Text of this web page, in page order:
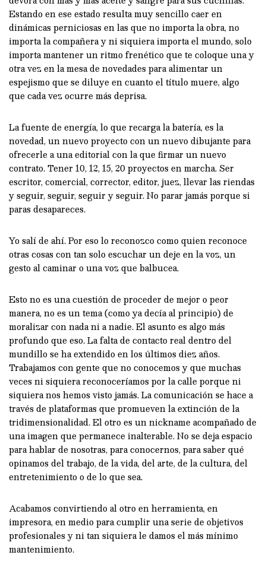
Estando en ese estado resulta muy sencillo caer en
dinámicas perniciosas en las que no importa la obra, no
importa la compañera y ni siquiera importa el mundo, solo
importa mantener un ritmo frenético que te coloque una y
otra vez en la mesa de novedades para alimentar un
espejismo que se diluye en cuanto el título muere, algo
que cada vez ocurre más deprisa.
La fuente de energía, lo que recarga la batería, es la
novedad, un nuevo proyecto con un nuevo dibujante para
ofrecerle a una editorial con la que firmar un nuevo
contrato. Tener 10, 12, 15, 20 proyectos en marcha. Ser
escritor, comercial, corrector, editor, juez, llevar las riendas
y seguir, seguir, seguir y seguir. No parar jamás porque si
paras desapareces.
Yo salí de ahí. Por eso lo reconozco como quien reconoce
otras cosas con tan solo escuchar un deje en la voz, un
gesto al caminar o una voz que balbucea.
Esto no es una cuestión de proceder de mejor o peor
manera, no es un tema (como ya decía al principio) de
moralizar con nada ni a nadie. El asunto es algo más
profundo que eso. La falta de contacto real dentro del
mundillo se ha extendido en los últimos diez años.
Trabajamos con gente que no conocemos y que muchas
veces ni siquiera reconoceríamos por la calle porque ni
siquiera nos hemos visto jamás. La comunicación se hace a
través de plataformas que promueven la extinción de la
tridimensionalidad. El otro es un nickname acompañado de
una imagen que permanece inalterable. No se deja espacio
para hablar de nosotras, para conocernos, para saber qué
opinamos del trabajo, de la vida, del arte, de la cultura, del
entretenimiento o de lo que sea.
Acabamos convirtiendo al otro en herramienta, en
impresora, en medio para cumplir una serie de objetivos
profesionales y ni tan siquiera le damos el más mínimo
mantenimiento.